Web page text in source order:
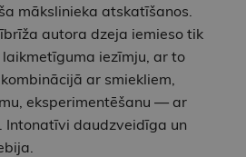
mākslinieka atskatīšanos.
autora dzeja iemieso tik
iezīmju, ar to
ar smiekliem,
eksperimentēšanu — ar
Intonatīvi daudzveidīga un